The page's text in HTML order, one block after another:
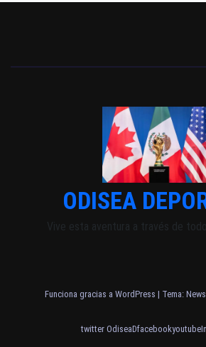
ODISEA
Vive esta aventura a través de
Funciona gracias a WordPress | Tema:
twitter OdiseaDfacebookyoutube